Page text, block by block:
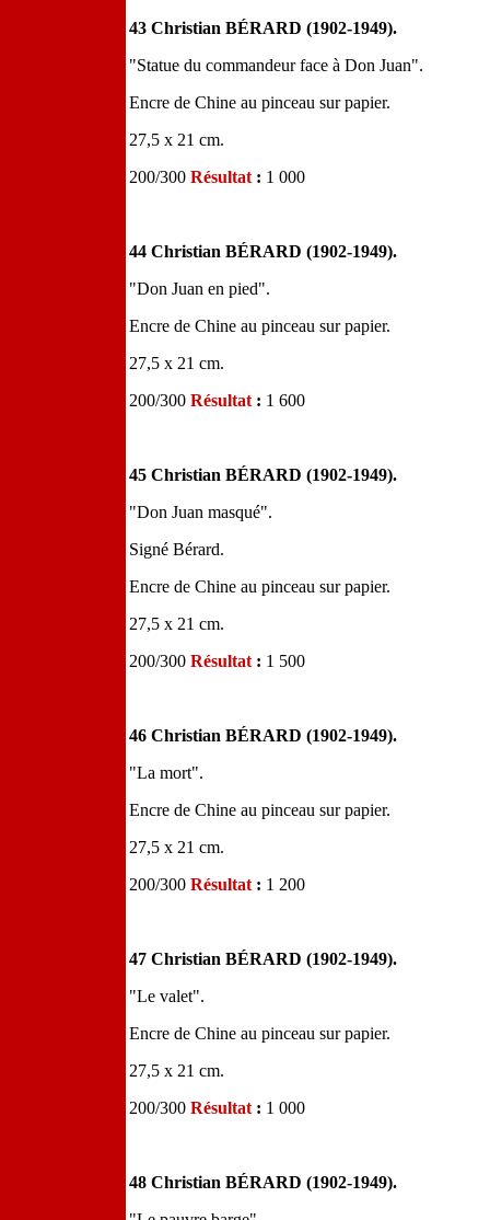
43 Christian BÉRARD (1902-1949).
"Statue du commandeur face à Don Juan".
Encre de Chine au pinceau sur papier.
27,5 x 21 cm.
200/300 Résultat : 1 000
44 Christian BÉRARD (1902-1949).
"Don Juan en pied".
Encre de Chine au pinceau sur papier.
27,5 x 21 cm.
200/300 Résultat : 1 600
45 Christian BÉRARD (1902-1949).
"Don Juan masqué".
Signé Bérard.
Encre de Chine au pinceau sur papier.
27,5 x 21 cm.
200/300 Résultat : 1 500
46 Christian BÉRARD (1902-1949).
"La mort".
Encre de Chine au pinceau sur papier.
27,5 x 21 cm.
200/300 Résultat : 1 200
47 Christian BÉRARD (1902-1949).
"Le valet".
Encre de Chine au pinceau sur papier.
27,5 x 21 cm.
200/300 Résultat : 1 000
48 Christian BÉRARD (1902-1949).